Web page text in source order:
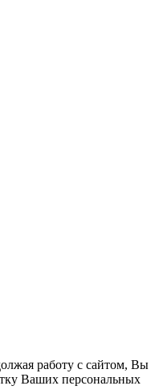
работу с сайтом, Вы
Ваших персональных